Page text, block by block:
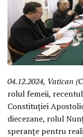
04.12.2024, Vatican
rolul femeii,
Constituției
diecezane, rolul
speranțe pentru